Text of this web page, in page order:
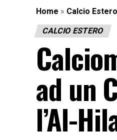
Home » Calcio Estero
CALCIO ESTERO
ad un
l’Al-